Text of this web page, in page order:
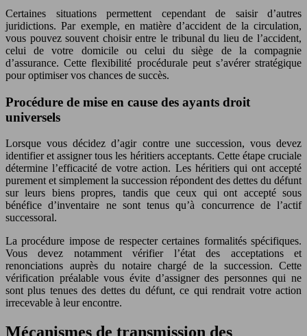
Certaines situations permettent cependant de saisir d’autres
juridictions. Par exemple, en matière d’accident de la circulation,
vous pouvez souvent choisir entre le tribunal du lieu de l’accident,
celui de votre domicile ou celui du siège de la compagnie
d’assurance. Cette flexibilité procédurale peut s’avérer stratégique
pour optimiser vos chances de succès.
Procédure de mise en cause des ayants droit
universels
Lorsque vous décidez d’agir contre une succession, vous devez
identifier et assigner tous les héritiers acceptants. Cette étape cruciale
détermine l’efficacité de votre action. Les héritiers qui ont accepté
purement et simplement la succession répondent des dettes du défunt
sur leurs biens propres, tandis que ceux qui ont accepté sous
bénéfice d’inventaire ne sont tenus qu’à concurrence de l’actif
successoral.
La procédure impose de respecter certaines formalités spécifiques.
Vous devez notamment vérifier l’état des acceptations et
renonciations auprès du notaire chargé de la succession. Cette
vérification préalable vous évite d’assigner des personnes qui ne
sont plus tenues des dettes du défunt, ce qui rendrait votre action
irrecevable à leur encontre.
Mécanismes de transmission des